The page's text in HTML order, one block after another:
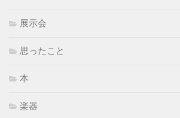
展示会
思ったこと
本
楽器